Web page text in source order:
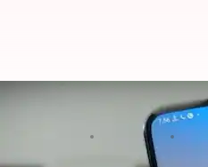
स्मार्टफोन में
Aug 11, 2020